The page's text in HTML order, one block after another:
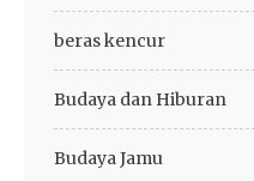
beras kencur
Budaya dan Hiburan
Budaya Jamu